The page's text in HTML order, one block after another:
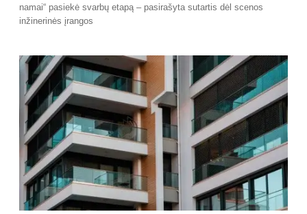
namai“ pasiekė svarbų etapą – pasirašyta sutartis dėl scenos
inžinerinės įrangos